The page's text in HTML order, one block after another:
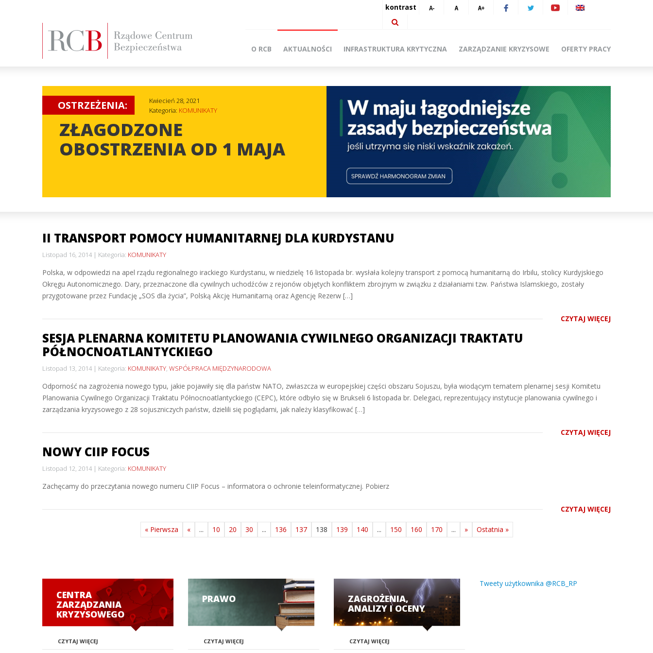
kontrast
O RCB AKTUALNOŚCI INFRASTRUKTURA KRYTYCZNA ZARZĄDZANIE KRYZYSOWE OFERTY PRACY
OSTRZEŻENIA:
Kwiecień 28, 2021
Kategoria: KOMUNIKATY
ZŁAGODZONE
OBOSTRZENIA OD 1 MAJA
II TRANSPORT POMOCY HUMANITARNEJ DLA KURDYSTANU
Listopad 16, 2014 Kategoria: KOMUNIKATY
Polska, w odpowiedzi na apel rządu regionalnego irackiego Kurdystanu, w niedzielę 16 listopada br. wysłała kolejny transport z pomocą humanitarną do Irbilu, stolicy Kurdyjskiego
Okręgu Autonomicznego. Dary, przeznaczone dla cywilnych uchodźców z rejonów objętych konfliktem zbrojnym w związku z działaniami tzw. Państwa Islamskiego, zostały
przygotowane przez Fundację „SOS dla życia”, Polską Akcję Humanitarną oraz Agencję Rezerw […]
CZYTAJ WIĘCEJ
SESJA PLENARNA KOMITETU PLANOWANIA CYWILNEGO ORGANIZACJI TRAKTATU
PÓŁNOCNOATLANTYCKIEGO
Listopad 13, 2014 Kategoria: KOMUNIKATY, WSPÓŁPRACA MIĘDZYNARODOWA
Odporność na zagrożenia nowego typu, jakie pojawiły się dla państw NATO, zwłaszcza w europejskiej części obszaru Sojuszu, była wiodącym tematem plenarnej sesji Komitetu
Planowania Cywilnego Organizacji Traktatu Północnoatlantyckiego (CEPC), które odbyło się w Brukseli 6 listopada br. Delegaci, reprezentujący instytucje planowania cywilnego i
zarządzania kryzysowego z 28 sojuszniczych państw, dzielili się poglądami, jak należy klasyfikować […]
CZYTAJ WIĘCEJ
NOWY CIIP FOCUS
Listopad 12, 2014 Kategoria: KOMUNIKATY
Zachęcamy do przeczytania nowego numeru CIIP Focus – informatora o ochronie teleinformatycznej. Pobierz
CZYTAJ WIĘCEJ
« Pierwsza « ... 10 20 30 ... 136 137 138 139 140 ... 150 160 170 ... » Ostatnia »
CENTRA
ZARZĄDZANIA
KRYZYSOWEGO
CZYTAJ WIĘCEJ
PRAWO
CZYTAJ WIĘCEJ
ZAGROŻENIA,
ANALIZY I OCENY
CZYTAJ WIĘCEJ
Tweety użytkownika @RCB_RP